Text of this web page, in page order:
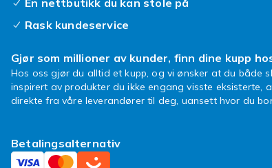
Rask kundeservice
Gjør som millioner av kunder, finn dine kupp
Hos oss gjør du alltid et kupp, og vi ønsker at du både
inspirert av produkter du ikke engang visste eksisterte,
direkte fra våre leverandører til deg, uansett hvor du
Betalingsalternativ